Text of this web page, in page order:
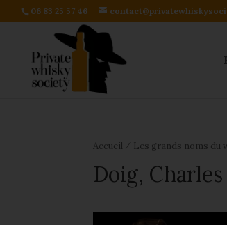
06 83 25 57 46
Accueil Les grands noms du
Doig, Charles